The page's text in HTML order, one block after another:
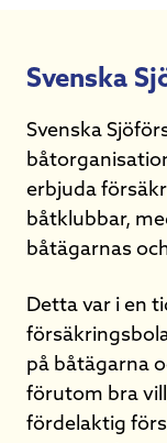
Svenska
Svenska
erbjuda
båtklubbar,
båtägarnas
Detta var i en
på båtägarna
förutom bra
fördelaktig